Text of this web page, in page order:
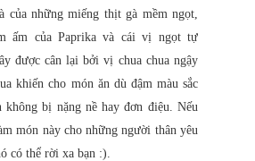
của những miếng thịt gà mềm ngọt,
ấm của Paprika và cái vị ngọt tự
được cân lại bởi vị chua chua ngậy
khiến cho món ăn dù đậm màu sắc
bị nặng nề hay đơn điệu. Nếu
món này cho những người thân yêu
có thể rời xa bạn :).